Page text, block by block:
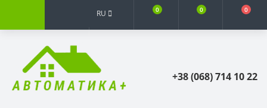
RU 0 0 0
+38 (068) 714 10 22